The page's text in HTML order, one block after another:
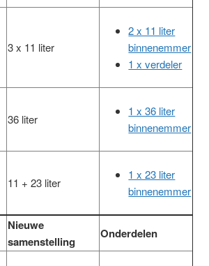
3 x 11 liter
2 x 11 liter
binnenemmer
1 x verdeler
36 liter
1 x 36 liter
binnenemmer
11 + 23 liter
1 x 23 liter
binnenemmer
Nieuwe
samenstelling
Onderdelen